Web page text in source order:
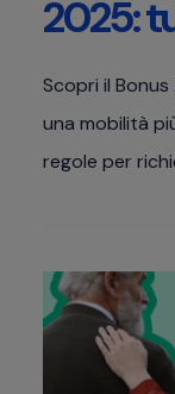
2025:
Scopri il
una mobilità
regole per